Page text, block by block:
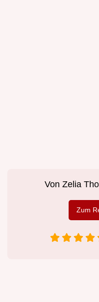
Von Zelia
Zum